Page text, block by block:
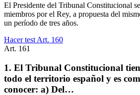
El Presidente del Tribunal Constitucional
miembros por el Rey, a propuesta del
un período de tres años.
Hacer test Art. 160
Art. 161
1. El Tribunal Constitucional
todo el territorio español y es
conocer: a) Del…